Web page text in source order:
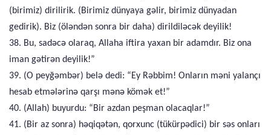
(birimiz) dirilirik. (Birimiz dünyaya gəlir, birimiz dünyadan
gedirik). Biz (öləndən sonra bir daha) dirildiləcək deyilik!
38. Bu, sadəcə olaraq, Allaha iftira yaxan bir adamdır. Biz ona
iman gətirən deyilik!”
39. (O peyğəmbər) belə dedi: “Ey Rəbbim! Onların məni yalançı
hesab etmələrinə qarşı mənə kömək et!”
40. (Allah) buyurdu: “Bir azdan peşman olacaqlar!”
41. (Bir az sonra) həqiqətən, qorxunc (tükürpədici) bir səs onları